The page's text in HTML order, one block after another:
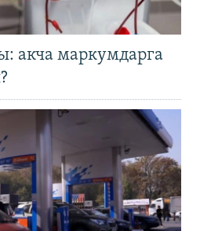
акча маркумдарга